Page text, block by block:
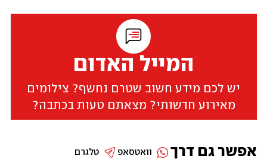
המייל האדום
יש לכם מידע חשוב שטרם נחשף? צילומים
מאירוע חדשותי? מצאתם טעות בכתבה?
אפשר גם דרך טלגרם וואטסאפ